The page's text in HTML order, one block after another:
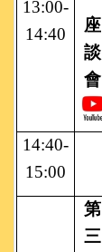
13:00-
14:40
座
談
會
14:40-
15:00
第
三